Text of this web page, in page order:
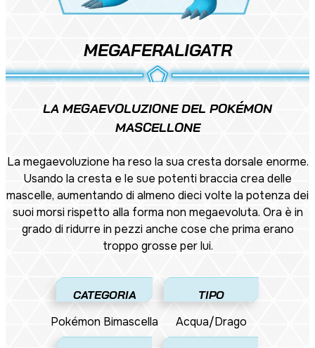
MEGAFERALIGATR
LA MEGAEVOLUZIONE DEL POKÉMON
MASCELLONE
La megaevoluzione ha reso la sua cresta dorsale enorme.
Usando la cresta e le sue potenti braccia crea delle
mascelle, aumentando di almeno dieci volte la potenza dei
suoi morsi rispetto alla forma non megaevoluta. Ora è in
grado di ridurre in pezzi anche cose che prima erano
troppo grosse per lui.
CATEGORIA
Pokémon​ Bimascella
TIPO
Acqua/Drago